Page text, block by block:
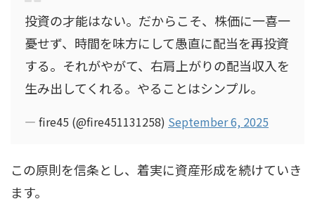
投資の才能はない。だからこそ、株価に一喜一
憂せず、時間を味方にして愚直に配当を再投資
する。それがやがて、右肩上がりの配当収入を
生み出してくれる。やることはシンプル。
— fire45 (@fire451131258) September 6, 2025
この原則を信条とし、着実に資産形成を続けていき
ます。